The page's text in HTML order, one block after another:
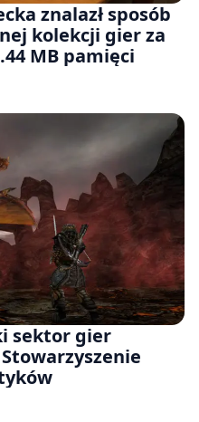
znalazł sposób
kolekcji gier za
MB pamięci
sektor gier